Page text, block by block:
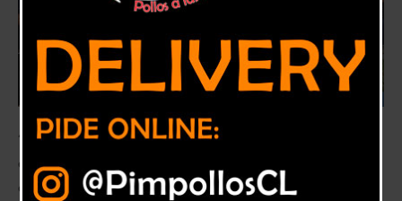
“El objetivo es acercar la salud a la comunidad de Quillota”, explicó el
odontólogo Javier Sarría, integrante del equipo SaludQuillota presente
en la muestra.